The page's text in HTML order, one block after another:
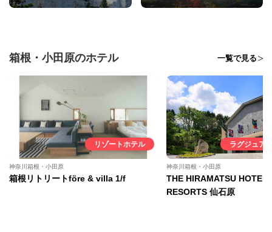
箱根・小田原のホテル 一覧で見る
リゾートホテル
神奈川箱根・小田原
箱根リトリートföre & villa 1/f
ラグジュア
神奈川箱根・小田原
THE HIRAMATSU
RESORTS 仙石原